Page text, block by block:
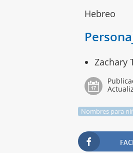
Hebreo
Zachary
Nombres para